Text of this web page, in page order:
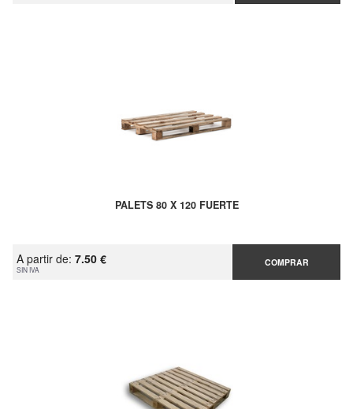
PALETS 80 X 120 FUERTE
A partir de: 7.50 €
SIN IVA
COMPRAR